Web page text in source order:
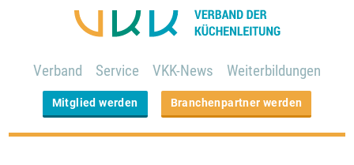
Verband Service VKK-News Weiterbildungen
Mitglied werden Branchenpartner werden